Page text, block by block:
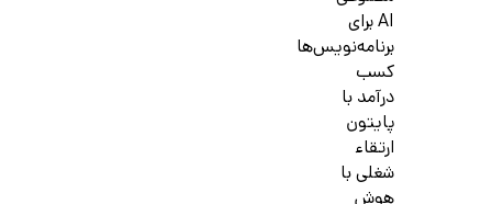
AI برای
برنامه‌نویس‌ها
کسب
درآمد با
پایتون
ارتقاء
شغلی با